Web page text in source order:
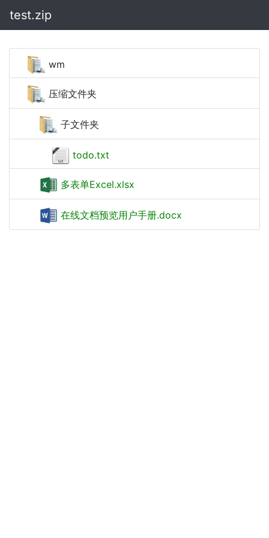
test.zip
wm
压缩文件夹
子文件夹
todo.txt
多表单Excel.xlsx
在线文档预览用户手册.docx